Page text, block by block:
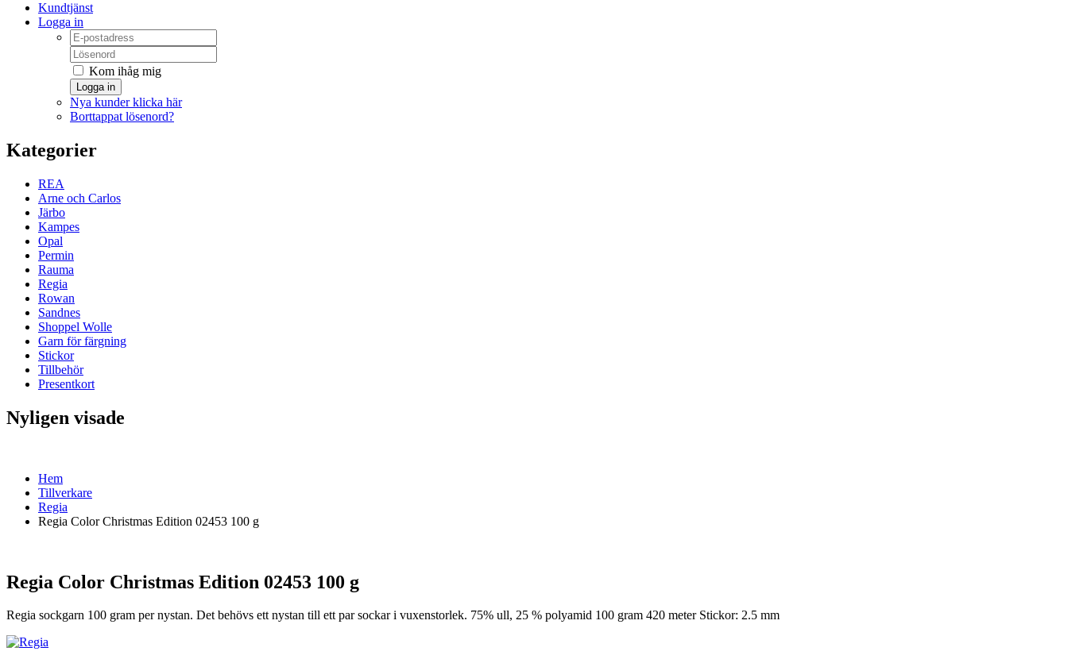
Kundtjänst
Logga in
Kom ihåg mig
Logga in
Nya kunder klicka här
Borttappat lösenord?
Kategorier
REA
Arne och Carlos
Järbo
Kampes
Opal
Permin
Rauma
Regia
Rowan
Sandnes
Shoppel Wolle
Garn för färgning
Stickor
Tillbehör
Presentkort
Nyligen visade
Hem
Tillverkare
Regia
Regia Color Christmas Edition 02453 100 g
Regia Color Christmas Edition 02453 100 g
Regia sockgarn 100 gram per nystan. Det behövs ett nystan till ett par sockar i vuxenstorlek. 75% ull, 25 % polyamid 100 gram 420 meter Stickor: 2.5 mm